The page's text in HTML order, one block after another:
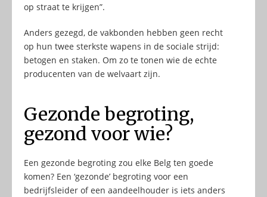
op straat te krijgen”.
Anders gezegd, de vakbonden hebben geen recht
op hun twee sterkste wapens in de sociale strijd:
betogen en staken. Om zo te tonen wie de echte
producenten van de welvaart zijn.
Gezonde begroting,
gezond voor wie?
Een gezonde begroting zou elke Belg ten goede
komen? Een ‘gezonde’ begroting voor een
bedrijfsleider of een aandeelhouder is iets anders